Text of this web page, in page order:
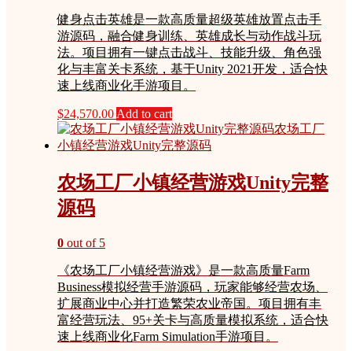
健身点击英雄是一款高质量超级英雄放置点击手
游源码，融合健身训练、英雄成长与动作战斗玩
法。项目拥有一键点击战斗、技能升级、角色强
化与丰富关卡系统，基于Unity 2021开发，适合快
速上线商业化手游项目。
$24,570.00 Add to cart
农场工厂小镇经营游戏Unity完整
源码
0 out of 5
《农场工厂小镇经营游戏》是一款高质量Farm
Business模拟经营手游源码，玩家能够经营农场、
扩展商业中心并打造繁荣农业帝国。项目拥有丰
富经营玩法、95+关卡与高质量模拟系统，适合快
速上线商业化Farm Simulation手游项目。